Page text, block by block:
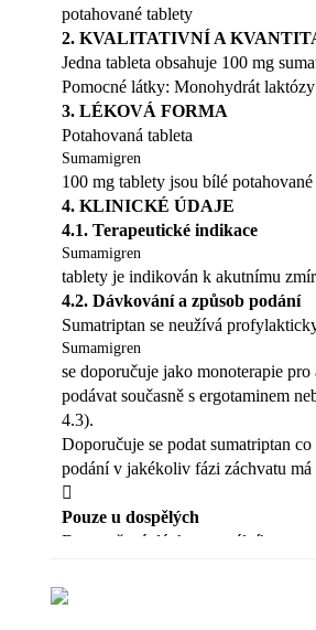
těchto
tablet, zvláště pak na E124 –
alergické reakce vyvolávat.
 jestliže máteproblémy se srdcem
jste někdy v minulosti prodělal/a
postižení jaterních funkcí
Váš krevní tlak vysoký i
navzdory užívání léků.
1
 jestliže užíváte nebo jste
léčbě
migrény, včetně methysergidu) nebo
(5-HT1) (např. zolmitriptan, rizatriptan,
 jestliže užíváte nebo jste
(například
moklobemid proti depresím
Zvláštní opatrnosti při použití
Sumamigren , musíte svého
jestližemáte poruchu funkce

jestliže máte symptomy onemocnění
hrudi, které mohou vystřelovat až ke

jestliže jste potenciálně ohrožen/a
lékař ověřit Vaši srdeční funkci. Ve
potahované tablety
2. KVALITATIVNÍ A
Jedna tableta obsahuje 100 mg
Pomocné látky: Monohydrát
3. LÉKOVÁ FORMA
Potahovaná tableta
Sumamigren
100 mg tablety jsou bílé
4. KLINICKÉ ÚDAJE
4.1. Terapeutické indikace
Sumamigren
tablety je indikován k akutnímu
4.2. Dávkování a způsob podání
Sumatriptan se neužívá
Sumamigren
se doporučuje jako monoterapie
podávat současně s ergotaminem
4.3).
Doporučuje se podat sumatriptan
podání v jakékoliv fázi záchvatu má

Pouze u dospělých
Doporučená dávka perorálního
Pokud pacient neodpovídá na